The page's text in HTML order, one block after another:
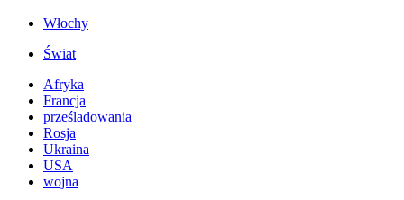
Włochy
Świat
Afryka
Francja
prześladowania
Rosja
Ukraina
USA
wojna